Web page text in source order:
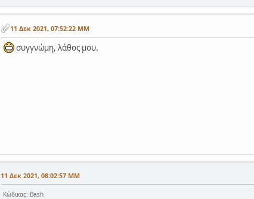
11 Δεκ 2021, 07:52:22 ΜΜ
συγγνώμη, λάθος μου.
11 Δεκ 2021, 08:02:57 ΜΜ
Κώδικας: Bash